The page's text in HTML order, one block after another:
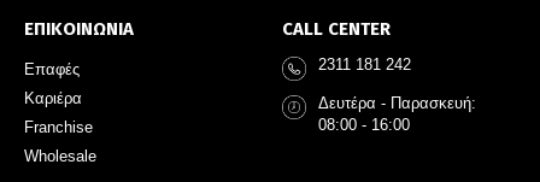
ΕΠΙΚΟΙΝΩΝΙΑ
Επαφές
Καριέρα
Franchise
Wholesale
CALL CENTER
2311 181 242
Δευτέρα - Παρασκευή:
08:00 - 16:00